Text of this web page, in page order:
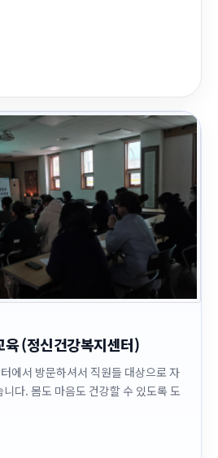
일 기도가 있는날입니다. 월정사노인
하여드렸습니다. ...
(정신건강복지센터)
에서 방문하셔서 직원들 대상으로 자
다. 몸도 마음도 건강할 수 있도록 도